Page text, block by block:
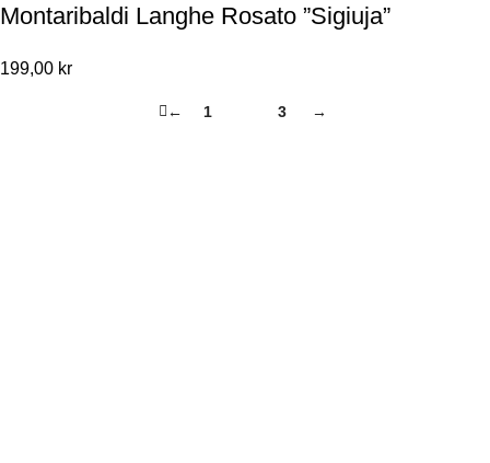
Montaribaldi Langhe Rosato ”Sigiuja”
199,00 kr
← 1 3 →